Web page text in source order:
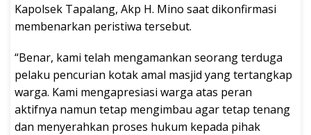
Kapolsek Tapalang, Akp H. Mino saat dikonfirmasi
membenarkan peristiwa tersebut.
“Benar, kami telah mengamankan seorang terduga
pelaku pencurian kotak amal masjid yang tertangkap
warga. Kami mengapresiasi warga atas peran
aktifnya namun tetap mengimbau agar tetap tenang
dan menyerahkan proses hukum kepada pihak